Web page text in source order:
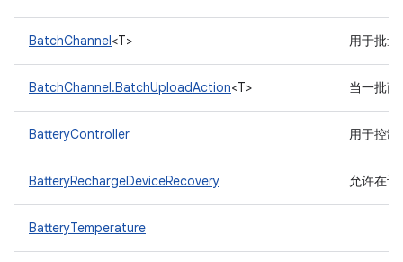
BatchChannel<T> 用于批
BatchChannel.BatchUploadAction<T> 当一批
BatteryController 用于控
BatteryRechargeDeviceRecovery 允许在
BatteryTemperature